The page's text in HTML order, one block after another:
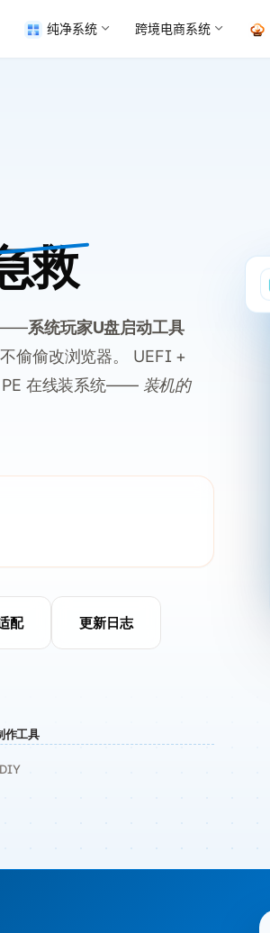
纯净系统 跨境电商系统
救
——系统玩家U盘启动工具
偷偷改浏览器。 UEFI +
PE 在线装系统—— 装机的
配 更新日志
作工具